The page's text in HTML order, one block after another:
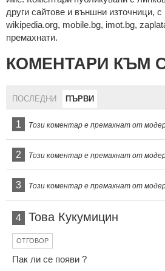
други сайтове и външни източници,
wikipedia.org, mobile.bg, imot.bg,
премахнати.
КОМЕНТАРИ КЪМ
ПОСЛЕДНИ ПЪРВИ
1 Този коментар е премахнат от
2 Този коментар е премахнат от
3 Този коментар е премахнат от
4 Това Кукумицин
ОТГОВОР
Пак ли се появи ?